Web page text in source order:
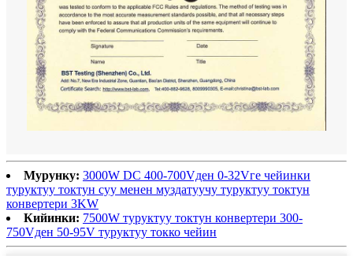
Мурунку: 3000W DC 400-700Vден 0-32Vге чейинки
туруктуу токтун суу менен муздатуучу туруктуу токтун
конвертери 3KW
Кийинки: 7500W туруктуу токтун конвертери 300-
750Vден 50-95V туруктуу токко чейин